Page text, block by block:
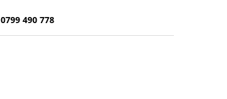
0799 490 778